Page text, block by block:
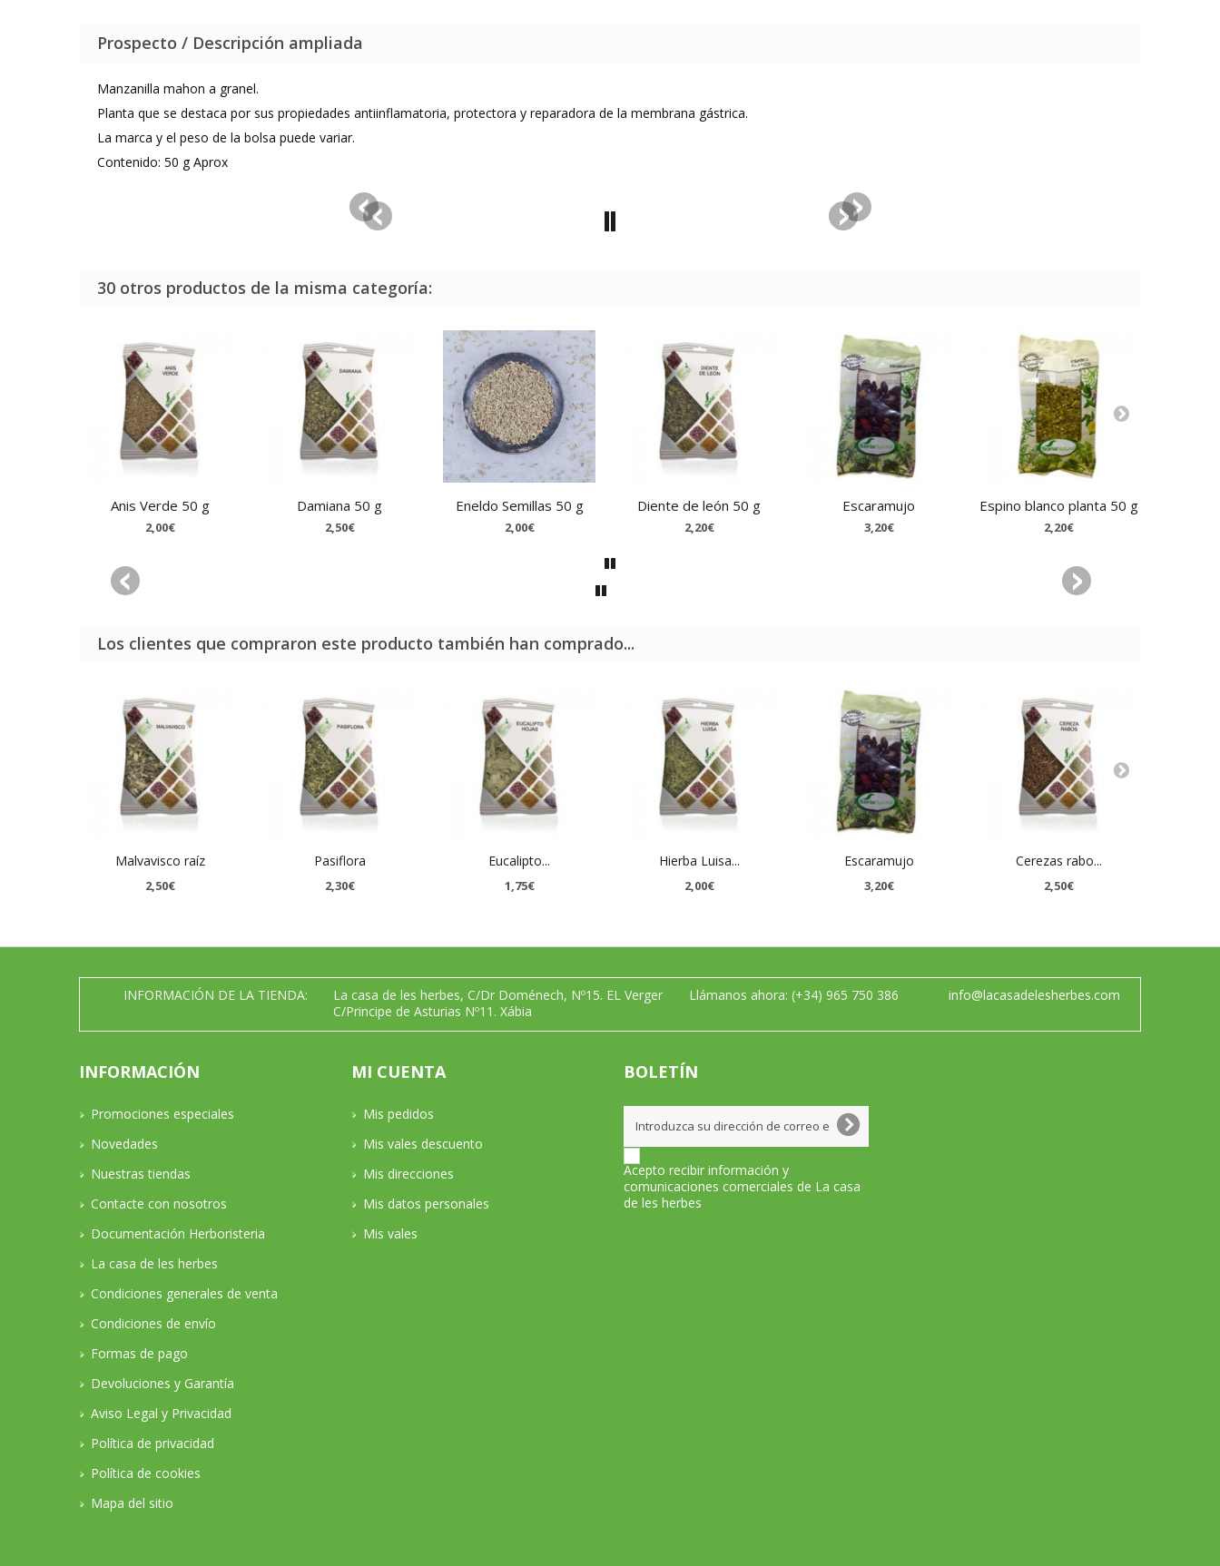
Prospecto / Descripción ampliada
Manzanilla mahon a granel.
Planta que se destaca por sus propiedades antiinflamatoria, protectora y reparadora de la membrana gástrica.
La marca y el peso de la bolsa puede variar.
Contenido: 50 g Aprox
30 otros productos de la misma categoría:
Anis Verde 50 g
2,00€
Damiana 50 g
2,50€
Eneldo Semillas 50 g
2,00€
Diente de león 50 g
2,20€
Escaramujo
3,20€
Espino blanco planta 50 g
2,20€
Los clientes que compraron este producto también han comprado...
Malvavisco raíz
2,50€
Pasiflora
2,30€
Eucalipto...
1,75€
Hierba Luisa...
2,00€
Escaramujo
3,20€
Cerezas rabo...
2,50€
INFORMACIÓN DE LA TIENDA:
La casa de les herbes, C/Dr Doménech, Nº15. EL Verger
C/Principe de Asturias Nº11. Xábia
Llámanos ahora: (+34) 965 750 386 info@lacasadelesherbes.com
INFORMACIÓN
Promociones especiales
Novedades
Nuestras tiendas
Contacte con nosotros
Documentación Herboristeria
La casa de les herbes
Condiciones generales de venta
Condiciones de envío
Formas de pago
Devoluciones y Garantía
Aviso Legal y Privacidad
Política de privacidad
Política de cookies
Mapa del sitio
MI CUENTA
Mis pedidos
Mis vales descuento
Mis direcciones
Mis datos personales
Mis vales
BOLETÍN
Acepto recibir información y
comunicaciones comerciales de La casa
de les herbes